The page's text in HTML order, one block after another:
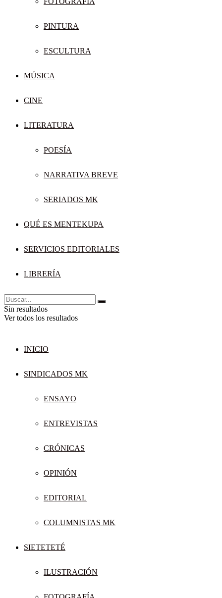
PINTURA
ESCULTURA
MÚSICA
CINE
LITERATURA
POESÍA
NARRATIVA BREVE
SERIADOS MK
QUÉ ES MENTEKUPA
SERVICIOS EDITORIALES
LIBRERÍA
Sin resultados
Ver todos los resultados
INICIO
SINDICADOS MK
ENSAYO
ENTREVISTAS
CRÓNICAS
OPINIÓN
EDITORIAL
COLUMNISTAS MK
SIETETETÉ
ILUSTRACIÓN